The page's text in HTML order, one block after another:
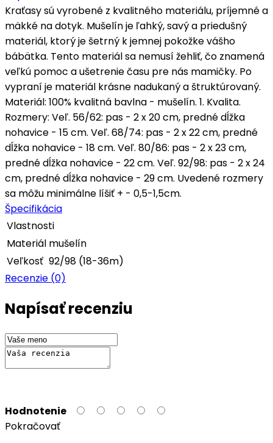
Kraťasy sú vyrobené z kvalitného materiálu, príjemné a
mäkké na dotyk. Mušelín je ľahký, savý a priedušný
materiál, ktorý je šetrný k jemnej pokožke vášho
bábätka. Tento materiál sa nemusí žehliť, čo znamená
veľkú pomoc a ušetrenie času pre nás mamičky. Po
vypraní je materiál krásne nadukaný a štruktúrovaný.
Materiál: 100% kvalitná bavlna - mušelín. 1. Kvalita.
Rozmery: Veľ. 56/62: pas - 2 x 20 cm, predné dĺžka
nohavice - 15 cm. Veľ. 68/74: pas - 2 x 22 cm, predné
dĺžka nohavice - 18 cm. Veľ. 80/86: pas - 2 x 23 cm,
predné dĺžka nohavice - 22 cm. Veľ. 92/98: pas - 2 x 24
cm, predné dĺžka nohavice - 29 cm. Uvedené rozmery
sa môžu minimálne líšiť + - 0,5-1,5cm.
Špecifikácia
Vlastnosti
Materiál mušelín
Veľkosť 92/98 (18-36m)
Recenzie (0)
Napísať recenziu
Hodnotenie
Pokračovať